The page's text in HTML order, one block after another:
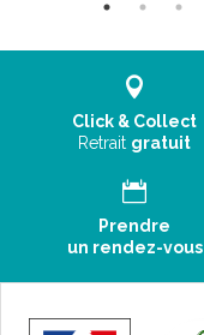
Click & Collect
Retrait gratuit
Prendre
un rendez-vous